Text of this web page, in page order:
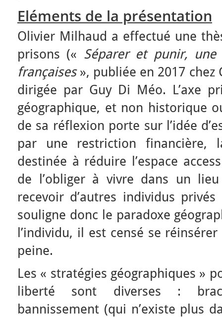
Eléments de la présentation
Olivier Milhaud a effectué une
prisons (« Séparer et punir, une
françaises», publiée en 2017 chez
dirigée par Guy Di Méo. L’axe
géographique, et non historique
de sa réflexion porte sur l’idée
par une restriction financière,
destinée à réduire l’espace
de l’obliger à vivre dans un
recevoir d’autres individus
souligne donc le paradoxe
l’individu, il est censé se
peine.
Les « stratégies géographiques »
liberté sont diverses :
bannissement (qui n’existe plus